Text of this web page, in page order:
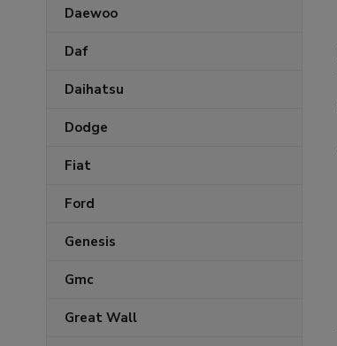
Daewoo
Daf
Daihatsu
Dodge
Fiat
Ford
Genesis
Gmc
Great Wall